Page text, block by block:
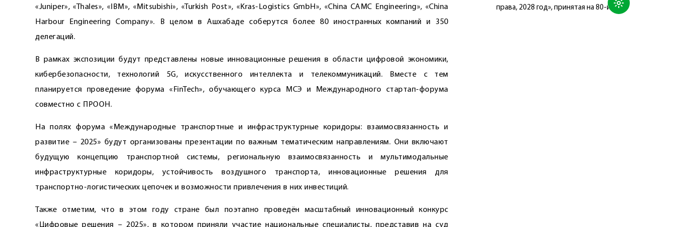
«Juniper», «Thales», «IBM», «Mitsubishi», «Turkish Post», «Kras-Logistics GmbH», «China CAMC Engineering», «China
Harbour Engineering Company». В целом в Ашхабаде соберутся более 80 иностранных компаний и 350
делегаций.
В рамках экспозиции будут представлены новые инновационные решения в области цифровой экономики,
кибербезопасности, технологий 5G, искусственного интеллекта и телекоммуникаций. Вместе с тем
планируется проведение форума «FinTech», обучающего курса МСЭ и Международного стартап-форума
совместно с ПРООН.
На полях форума «Международные транспортные и инфраструктурные коридоры: взаимосвязанность и
развитие – 2025» будут организованы презентации по важным тематическим направлениям. Они включают
будущую концепцию транспортной системы, региональную взаимосвязанность и мультимодальные
инфраструктурные коридоры, устойчивость воздушного транспорта, инновационные решения для
транспортно-логистических цепочек и возможности привлечения в них инвестиций.
Также отметим, что в этом году стране был поэтапно проведён масштабный инновационный конкурс
«Цифровые решения – 2025», в котором приняли участие национальные специалисты, представив на суд
права, 2028 год», принятая на 80-й